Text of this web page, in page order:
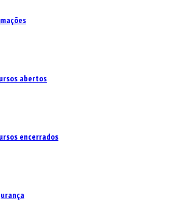
abertos
encerrados